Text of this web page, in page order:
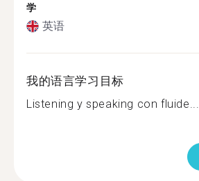
学
英语
我的语言学习目标
Listening y speaking con fluide...